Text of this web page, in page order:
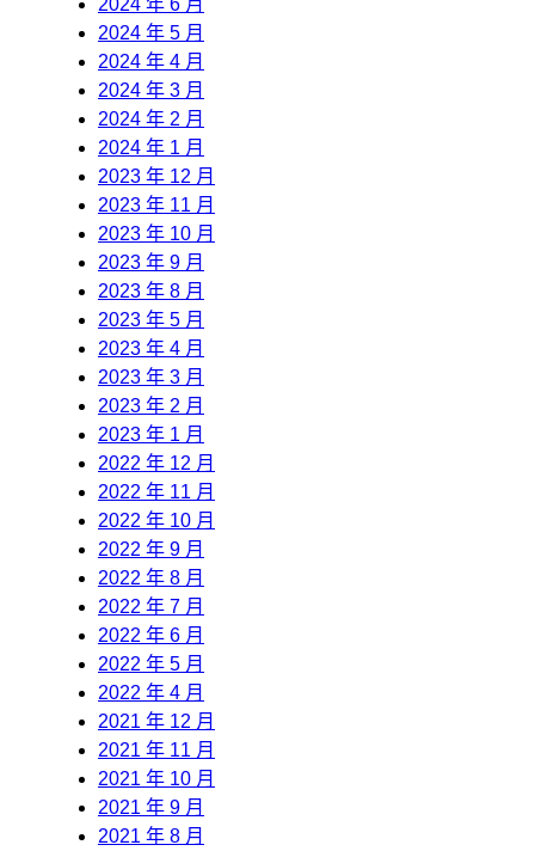
2024 年 5 月
2024 年 4 月
2024 年 3 月
2024 年 2 月
2024 年 1 月
2023 年 12 月
2023 年 11 月
2023 年 10 月
2023 年 9 月
2023 年 8 月
2023 年 5 月
2023 年 4 月
2023 年 3 月
2023 年 2 月
2023 年 1 月
2022 年 12 月
2022 年 11 月
2022 年 10 月
2022 年 9 月
2022 年 8 月
2022 年 7 月
2022 年 6 月
2022 年 5 月
2022 年 4 月
2021 年 12 月
2021 年 11 月
2021 年 10 月
2021 年 9 月
2021 年 8 月